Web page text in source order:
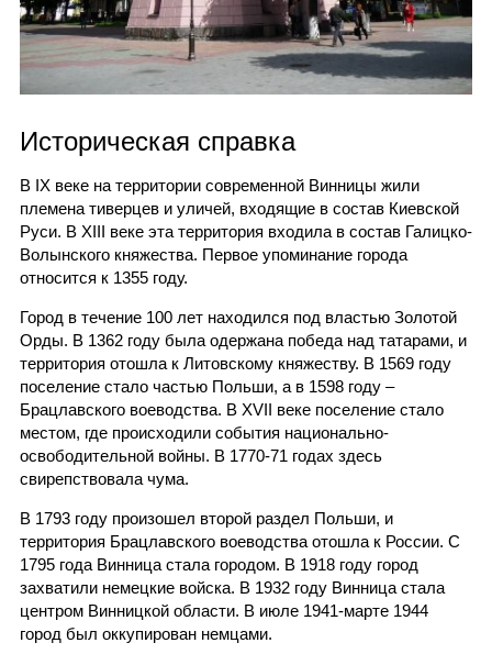
Историческая справка
В IX веке на территории современной Винницы жили
племена тиверцев и уличей, входящие в состав Киевской
Руси. В XIII веке эта территория входила в состав Галицко-
Волынского княжества. Первое упоминание города
относится к 1355 году.
Город в течение 100 лет находился под властью Золотой
Орды. В 1362 году была одержана победа над татарами, и
территория отошла к Литовскому княжеству. В 1569 году
поселение стало частью Польши, а в 1598 году –
Брацлавского воеводства. В XVII веке поселение стало
местом, где происходили события национально-
освободительной войны. В 1770-71 годах здесь
свирепствовала чума.
В 1793 году произошел второй раздел Польши, и
территория Брацлавского воеводства отошла к России. С
1795 года Винница стала городом. В 1918 году город
захватили немецкие войска. В 1932 году Винница стала
центром Винницкой области. В июле 1941-марте 1944
город был оккупирован немцами.